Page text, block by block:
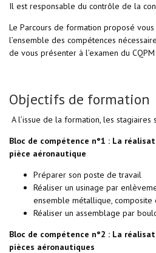
Il est responsable du contrôle de la
Le Parcours de formation proposé
l’ensemble des compétences
de vous présenter à l’examen du
Objectifs de formation
A l’issue de la formation, les stagiaires
Bloc de compétence n°1 : La
pièce aéronautique
Préparer son poste de travail
Réaliser un usinage par
ensemble métallique, composite
Réaliser un assemblage par
Bloc de compétence n°2 : La
pièces aéronautiques